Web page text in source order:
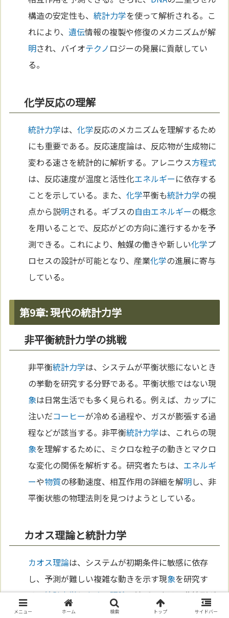
構造の安定性も、統計力学を使って解析される。こ
れにより、遺伝情報の複製や修復のメカニズムが解
明され、バイオテクノ ロジーの発展に貢献してい
る。
化学反応の理解
統計力学は、化学反応のメカニズムを理解するため
にも重要である。反応速度論は、反応物が生成物に
変わる速さを統計的に解析する。アレニウス方程式
は、反応速度が温度と活性化エネルギーに依存する
ことを示している。また、化学平衡も統計力学の視
点から説明される。ギブスの自由エネルギーの概念
を用いることで、反応がどの方向に進行するかを予
測できる。これにより、触媒の働きや新しい化学プ
ロセスの設計が可能となり、産業化学の進展に寄与
している。
第9章: 現代の統計力学
非平衡統計力学の挑戦
非平衡統計力学は、システムが平衡状態にないとき
の挙動を研究する分野である。平衡状態ではない現
象は日常生活でも多く見られる。例えば、カップに
注いだコーヒーが冷める過程や、ガスが膨張する過
程などが該当する。非平衡統計力学は、これらの現
象を理解するために、ミクロな粒子の動きとマクロ
な変化の関係を解析する。研究者たちは、 エネルギ
ーや物質の移動速度、相互作用の詳細を解明し、非
平衡状態の物理法則を見つけようとしている。
カオス理論と統計力学
カオス理論は、システムが初期条件に敏感に依存
し、予測が難しい複雑な動きを示す現象を研究す
る。統計力学とカオス理論の結びつきは、非線形ダ
イナミクスの理解に重要である。例えば、
天気予報
メニュー ホーム 検索 トップ サイドバー